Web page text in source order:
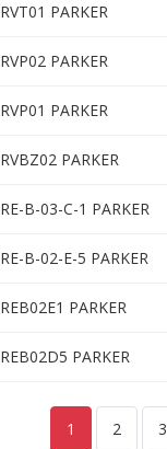
PARKER
PARKER
PARKER
PARKER
B-03-C-1 PARKER
B-02-E-5 PARKER
PARKER
PARKER
1 2 3